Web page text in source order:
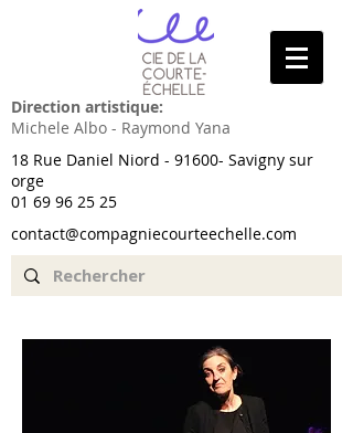
Direction artistique:
Michele Albo - Raymond Yana
18 Rue Daniel Niord - 91600- Savigny sur
orge
01 69 96 25 25
contact@compagniecourteechelle.com